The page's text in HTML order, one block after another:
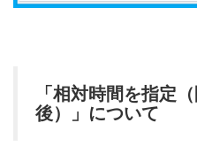
「相対時間を指定
後）」について